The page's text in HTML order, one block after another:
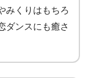
みくりはもちろ
ダンスにも癒さ